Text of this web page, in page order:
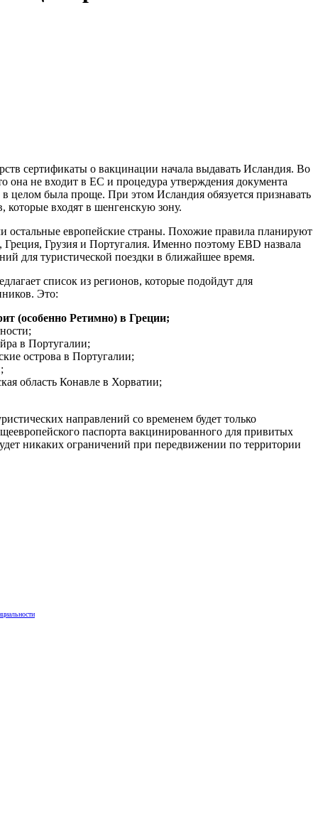
сертификаты о вакцинации начала выдавать Исландия. Во
она не входит в ЕС и процедура утверждения документа
целом была проще. При этом Исландия обязуется признавать
которые входят в шенгенскую зону.
остальные европейские страны. Похожие правила планируют
Грузия и Португалия. Именно поэтому EBD назвала
для туристической поездки в ближайшее время.
список из регионов, которые подойдут для
Это:
(особенно Ретимно) в Греции;
в Португалии;
острова в Португалии;
область Конавле в Хорватии;
направлений со временем будет только
паспорта вакцинированного для привитых
никаких ограничений при передвижении по территории